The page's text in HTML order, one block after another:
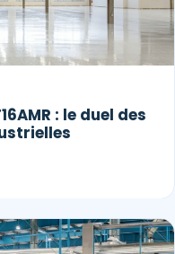
: le duel des